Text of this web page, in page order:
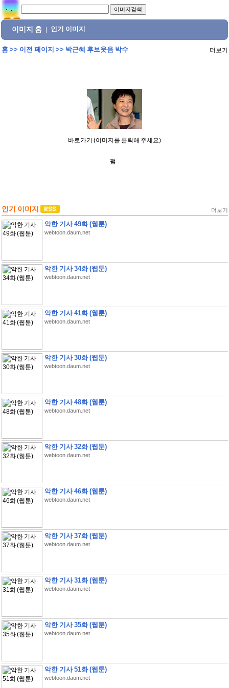
이미지 홈 인기 이미지
홈>> 이전 페이지 >> 박근혜 후보웃음 박수 더보기
바로가기 (이미지를 클릭해 주세요)
펌:
인기 이미지 더보기
악한 기사 49화 (웹툰)
webtoon.daum.net
악한 기사 34화 (웹툰)
webtoon.daum.net
악한 기사 41화 (웹툰)
webtoon.daum.net
악한 기사 30화 (웹툰)
webtoon.daum.net
악한 기사 48화 (웹툰)
webtoon.daum.net
악한 기사 32화 (웹툰)
webtoon.daum.net
악한 기사 46화 (웹툰)
webtoon.daum.net
악한 기사 37화 (웹툰)
webtoon.daum.net
악한 기사 31화 (웹툰)
webtoon.daum.net
악한 기사 35화 (웹툰)
webtoon.daum.net
악한 기사 51화 (웹툰)
webtoon.daum.net